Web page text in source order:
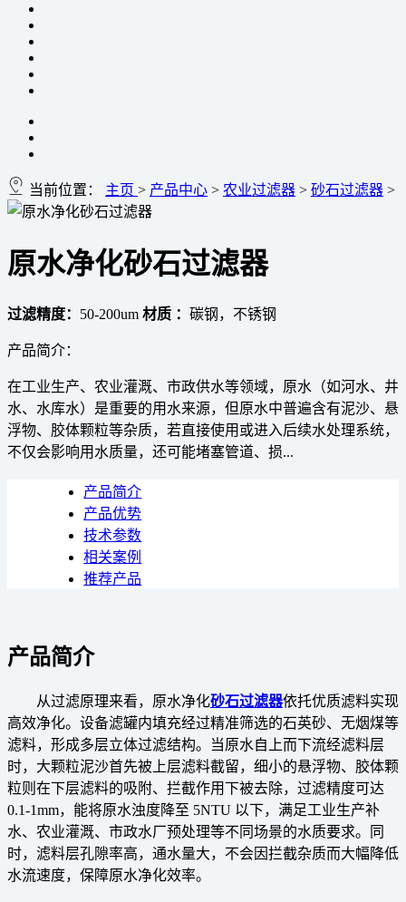
当前位置： 主页 > 产品中心 > 农业过滤器 > 砂石过滤器 >
原水净化砂石过滤器
过滤精度： 50-200um 材质 ： 碳钢，不锈钢
产品简介：
在工业生产、农业灌溉、市政供水等领域，原水（如河水、井
水、水库水）是重要的用水来源，但原水中普遍含有泥沙、悬
浮物、胶体颗粒等杂质，若直接使用或进入后续水处理系统，
不仅会影响用水质量，还可能堵塞管道、损...
产品简介
产品优势
技术参数
相关案例
推荐产品
产品简介
从过滤原理来看，原水净化砂石过滤器依托优质滤料实现
高效净化。设备滤罐内填充经过精准筛选的石英砂、无烟煤等
滤料，形成多层立体过滤结构。当原水自上而下流经滤料层
时，大颗粒泥沙首先被上层滤料截留，细小的悬浮物、胶体颗
粒则在下层滤料的吸附、拦截作用下被去除，过滤精度可达
0.1-1mm，能将原水浊度降至 5NTU 以下，满足工业生产补
水、农业灌溉、市政水厂预处理等不同场景的水质要求。同
时，滤料层孔隙率高，通水量大，不会因拦截杂质而大幅降低
水流速度，保障原水净化效率。